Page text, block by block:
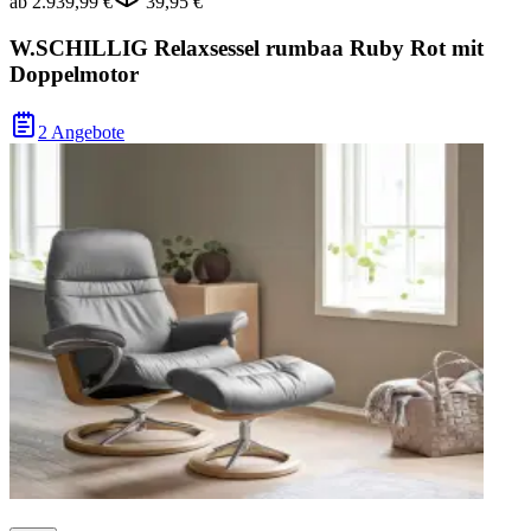
W.SCHILLIG Relaxsessel rumbaa Ruby Rot mit
Doppelmotor
2 Angebote